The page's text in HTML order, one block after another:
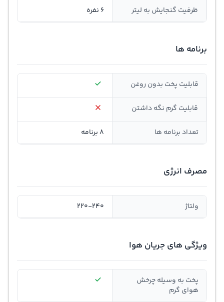
ظرفیت گنجایش به لیتر 6 نفره
برنامه ها
قابلیت پخت بدون روغن
قابلیت گرم نگه داشتن
تعداد برنامه ها 8 برنامه
مصرف انرژی
ولتاژ 220-240
ویژگی های جریان هوا
پخت به وسیله چرخش
هوای گرم